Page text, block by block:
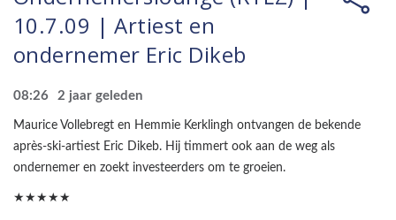
10.7.09 | Artiest en
ondernemer Eric Dikeb
08:26 2 jaar geleden
Maurice Vollebregt en Hemmie Kerklingh ontvangen de bekende
après-ski-artiest Eric Dikeb. Hij timmert ook aan de weg als
ondernemer en zoekt investeerders om te groeien.
★★★★★